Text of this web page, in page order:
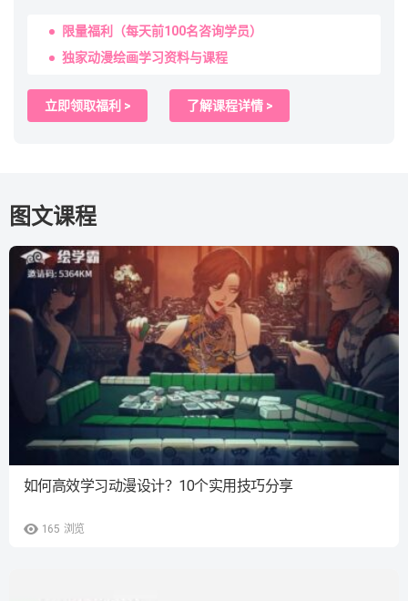
限量福利（每天前100名咨询学员）
独家动漫绘画学习资料与课程
立即领取福利 > 了解课程详情 >
图文课程
165 浏览
如何高效学习动漫设计？10个实用技巧分享